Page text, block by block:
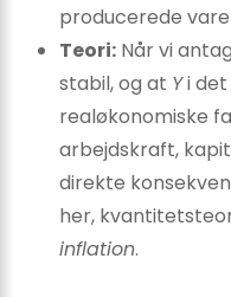
producerede
Teori: Når vi
stabil, og at Yi det
realøkonomiske
arbejdskraft,
direkte
her,
inflation.